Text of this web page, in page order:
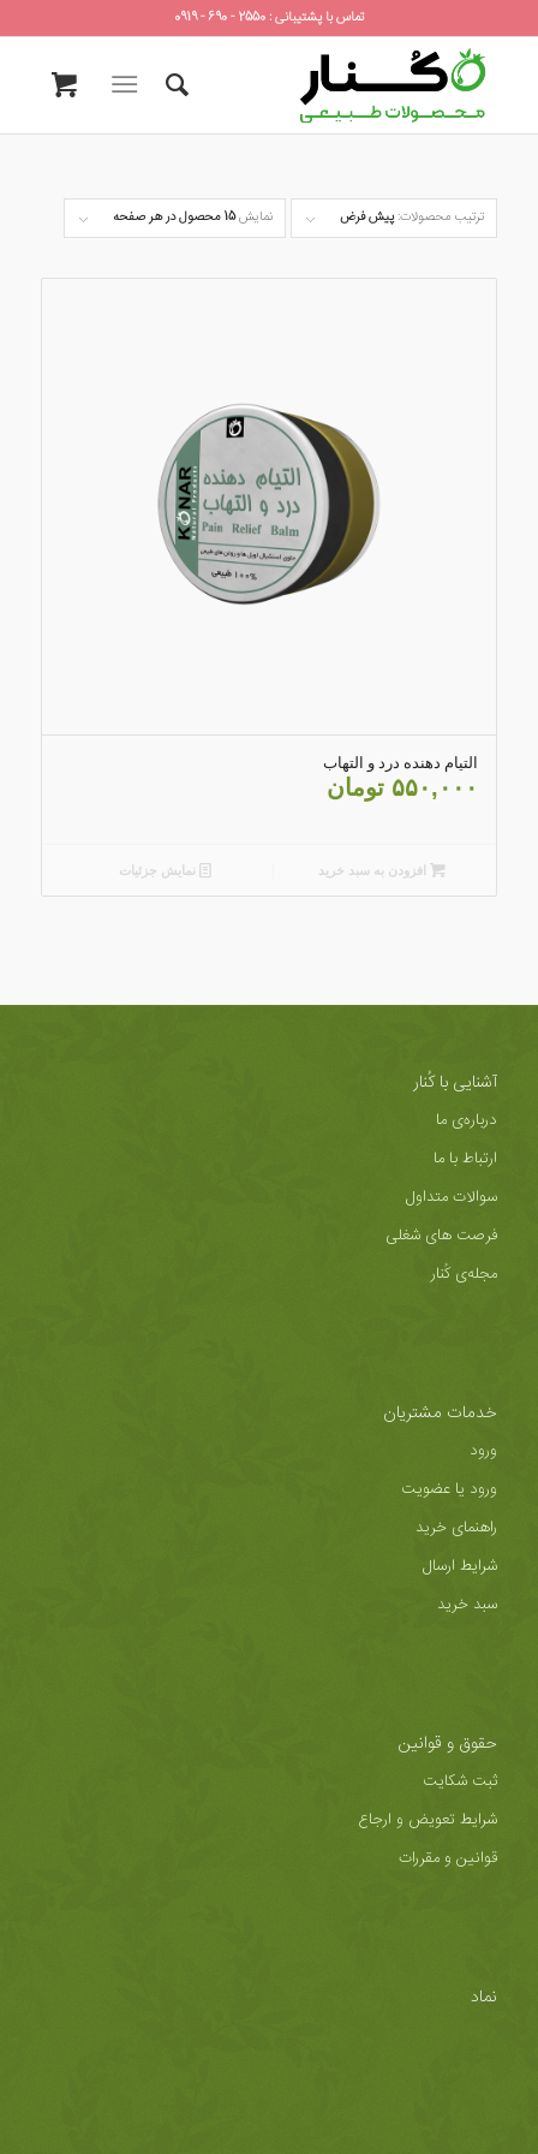
تماس با پشتیبانی : 2550 - 690 - 0919
ترتیب محصولات:پیش فرض نمایش15 محصول در هر صفحه
5.00
التیام دهنده درد و التهاب
۵۵۰,۰۰۰ تومان
افزودن به سبد خرید نمایش جزئیات
آشنایی با کُنار
درباره‌ی ما
ارتباط با ما
سوالات متداول
فرصت های شغلی
مجله‌ی کُنار
خدمات مشتریان
ورود
ورود یا عضویت
راهنمای خرید
شرایط ارسال
سبد خرید
حقوق و قوانین
ثبت شکایت
شرایط تعویض و ارجاع
قوانین و مقررات
نماد